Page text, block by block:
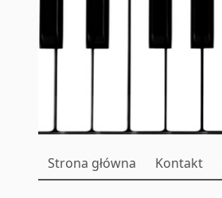
Strona główna Kontakt